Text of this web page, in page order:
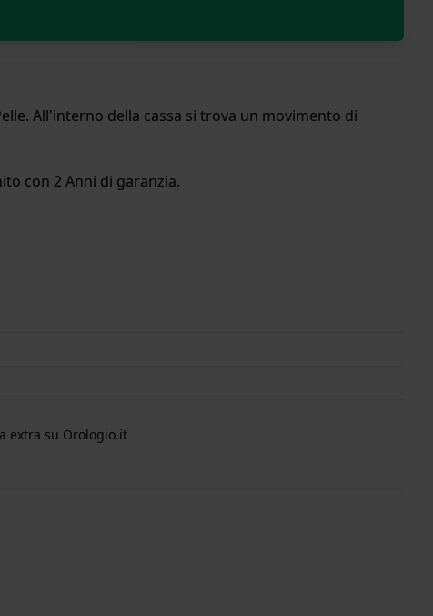
All'interno della cassa si trova un movimento di
con 2 Anni di garanzia.
extra su Orologio.it